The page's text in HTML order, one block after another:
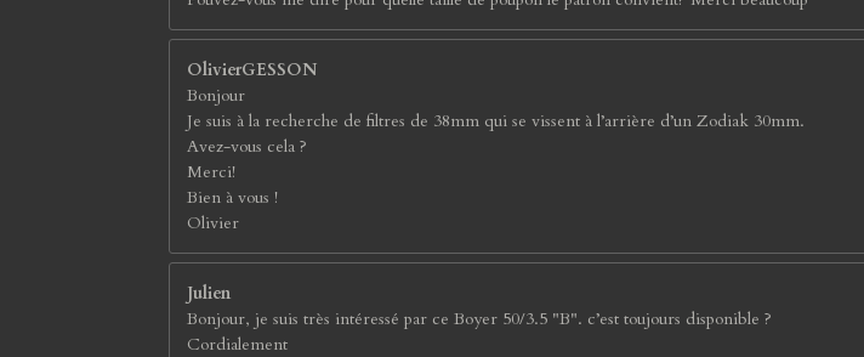
OlivierGESSON
Bonjour
Je suis à la recherche de filtres de 38mm qui se vissent à l’arrière d’un Zodiak 30mm.
Avez-vous cela ?
Merci!
Bien à vous !
Olivier
Julien
Bonjour, je suis très intéressé par ce Boyer 50/3.5 "B". c’est toujours disponible ?
Cordialement